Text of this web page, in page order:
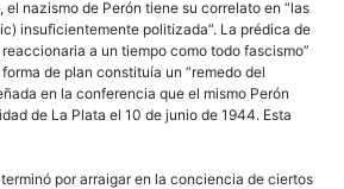
el nazismo de Perón tiene su correlato en “las
insuficientemente politizada”. La prédica de
a un tiempo como todo fascismo”
de plan constituía un “remedo del
en la conferencia que el mismo Perón
de La Plata el 10 de junio de 1944. Esta
por arraigar en la conciencia de ciertos